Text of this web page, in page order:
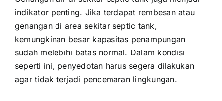
indikator penting. Jika terdapat rembesan atau
genangan di area sekitar septic tank,
kemungkinan besar kapasitas penampungan
sudah melebihi batas normal. Dalam kondisi
seperti ini, penyedotan harus segera dilakukan
agar tidak terjadi pencemaran lingkungan.